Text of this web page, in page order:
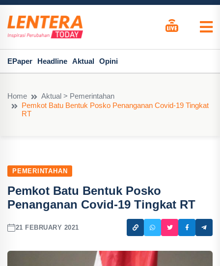
EPaper Headline Aktual Opini
Home
Aktual > Pemerintahan
Pemkot Batu Bentuk Posko Penanganan Covid-19 Tingkat
RT
PEMERINTAHAN
Pemkot Batu Bentuk Posko
Penanganan Covid-19 Tingkat RT
21 FEBRUARY 2021